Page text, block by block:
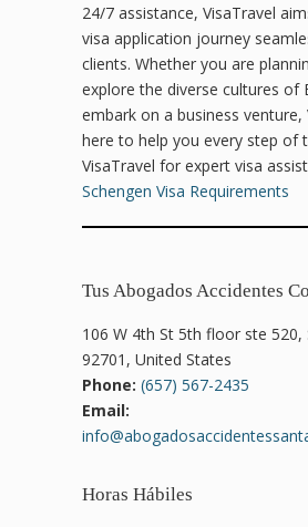
24/7 assistance, VisaTravel
visa application journey
clients. Whether you are
explore the diverse cultures of
embark on a business venture,
here to help you every step of
VisaTravel for expert visa
Schengen Visa Requirements
Tus Abogados Accidentes
106 W 4th St 5th floor ste 520,
92701, United States
Phone: (657) 567-2435
Email:
Horas Hábiles